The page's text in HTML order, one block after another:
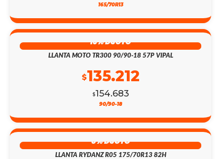
165/70R13
13% DSCTO
LLANTA MOTO TR300 90/90-18 57P VIPAL
$154.683
$135.212
90/90-18
8% DSCTO
LLANTA RYDANZ R05 175/70R13 82H